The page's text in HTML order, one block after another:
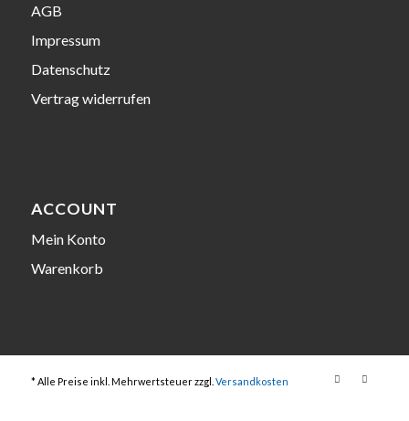
AGB
Impressum
Datenschutz
Vertrag widerrufen
ACCOUNT
Mein Konto
Warenkorb
* Alle Preise inkl. Mehrwertsteuer zzgl. Versandkosten